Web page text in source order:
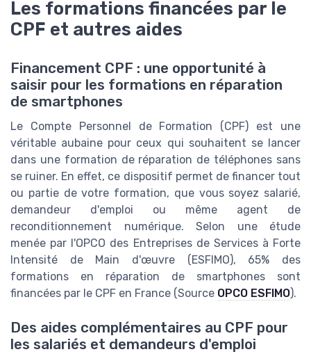
Les formations financées par le
CPF et autres aides
Financement CPF : une opportunité à
saisir pour les formations en réparation
de smartphones
Le Compte Personnel de Formation (CPF) est une
véritable aubaine pour ceux qui souhaitent se lancer
dans une formation de réparation de téléphones sans
se ruiner. En effet, ce dispositif permet de financer tout
ou partie de votre formation, que vous soyez salarié,
demandeur d'emploi ou même agent de
reconditionnement numérique. Selon une étude
menée par l'OPCO des Entreprises de Services à Forte
Intensité de Main d'œuvre (ESFIMO), 65% des
formations en réparation de smartphones sont
financées par le CPF en France (Source OPCO ESFIMO).
Des aides complémentaires au CPF pour
les salariés et demandeurs d'emploi